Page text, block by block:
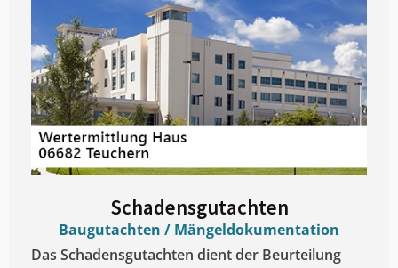
Schadensgutachten
Baugutachten / Mängeldokumentation
Das Schadensgutachten dient der Beurteilung